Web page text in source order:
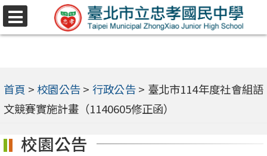
跳
至
內
容
選
首頁 > 校園公告> 行政公告> 臺北市114年度社會組語
文競賽實施計畫（1140605修正函）
校園公告